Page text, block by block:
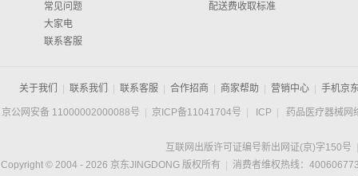
常见问题
大家电
联系客服
配送费收取标准
关于我们 联系我们 联系客服 合作招商 商家帮助 营销中心 手机京
京公网安备 11000002000088号 京ICP备11041704号 ICP 药品医疗器械网
互联网出版许可证编号新出网证(京)字150号
Copyright © 2004 - 2026 京东JINGDONG 版权所有
消费者维权热线：